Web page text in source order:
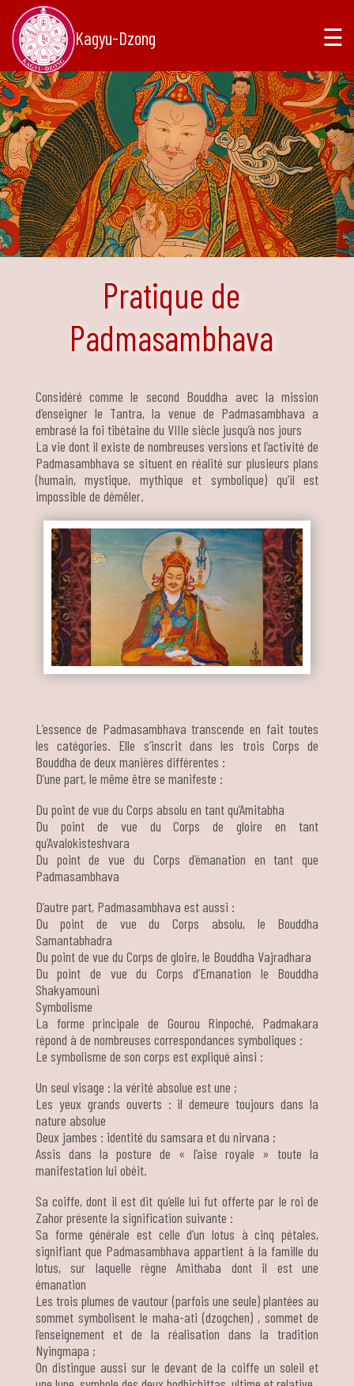
Kagyu-Dzong ☰
Pratique de
Padmasambhava
Considéré comme le second Bouddha avec la mission
d’enseigner le Tantra, la venue de Padmasambhava a
embrasé la foi tibétaine du VIIIe siècle jusqu’à nos jours
La vie dont il existe de nombreuses versions et l’activité de
Padmasambhava se situent en réalité sur plusieurs plans
(humain, mystique, mythique et symbolique) qu’il est
impossible de démêler.
L’essence de Padmasambhava transcende en fait toutes
les catégories. Elle s’inscrit dans les trois Corps de
Bouddha de deux manières différentes :
D’une part, le même être se manifeste :
Du point de vue du Corps absolu en tant qu’Amitabha
Du point de vue du Corps de gloire en tant
qu’Avalokisteshvara
Du point de vue du Corps d’émanation en tant que
Padmasambhava
D’autre part, Padmasambhava est aussi :
Du point de vue du Corps absolu, le Bouddha
Samantabhadra
Du point de vue du Corps de gloire, le Bouddha Vajradhara
Du point de vue du Corps d’Emanation le Bouddha
Shakyamouni
Symbolisme
La forme principale de Gourou Rinpoché, Padmakara
répond à de nombreuses correspondances symboliques :
Le symbolisme de son corps est expliqué ainsi :
Un seul visage : la vérité absolue est une ;
Les yeux grands ouverts : il demeure toujours dans la
nature absolue
Deux jambes : identité du samsara et du nirvana ;
Assis dans la posture de « l’aise royale » toute la
manifestation lui obéit.
Sa coiffe, dont il est dit qu’elle lui fut offerte par le roi de
Zahor présente la signification suivante :
Sa forme générale est celle d’un lotus à cinq pétales,
signifiant que Padmasambhava appartient à la famille du
lotus, sur laquelle règne Amithaba dont il est une
émanation
Les trois plumes de vautour (parfois une seule) plantées au
sommet symbolisent le maha-ati (dzogchen) , sommet de
l’enseignement et de la réalisation dans la tradition
Nyingmapa ;
On distingue aussi sur le devant de la coiffe un soleil et